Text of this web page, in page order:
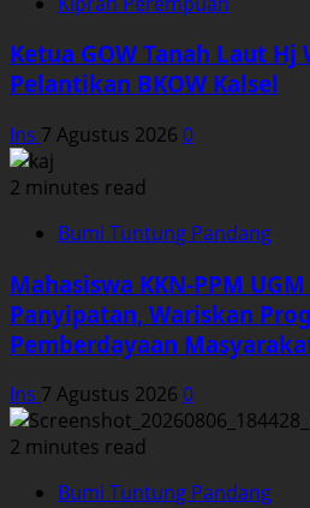
Ketua GOW Tanah Laut
Pelantikan BKOW Kalsel
Ins 7 Agustus 2026 0
2 minutes read
Bumi Tuntung Pandang
Mahasiswa KKN-PPM
Panyipatan, Wariskan
Pemberdayaan
Ins 7 Agustus 2026 0
2 minutes read
Bumi Tuntung Pandang